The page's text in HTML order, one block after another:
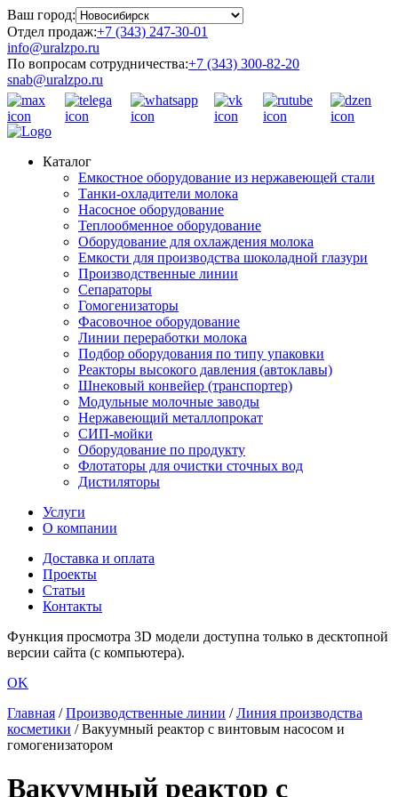
Ваш город:
Отдел продаж:+7 (343) 247-30-01
info@uralzpo.ru
По вопросам сотрудничества:+7 (343) 300-82-20
snab@uralzpo.ru
Каталог
Емкостное оборудование из нержавеющей стали
Танки-охладители молока
Насосное оборудование
Теплообменное оборудование
Оборудование для охлаждения молока
Емкости для производства шоколадной глазури
Производственные линии
Сепараторы
Гомогенизаторы
Фасовочное оборудование
Линии переработки молока
Подбор оборудования по типу упаковки
Реакторы высокого давления (автоклавы)
Шнековый конвейер (транспортер)
Модульные молочные заводы
Нержавеющий металлопрокат
СИП-мойки
Оборудование по продукту
Флотаторы для очистки сточных вод
Дистиляторы
Услуги
О компании
Доставка и оплата
Проекты
Статьи
Контакты
Функция просмотра 3D модели доступна только в десктопной
версии сайта (с компьютера).
OK
Главная /Производственные линии /Линия производства
косметики /Вакуумный реактор с винтовым насосом и
гомогенизатором
Вакуумный реактор с